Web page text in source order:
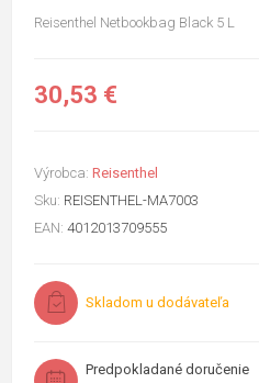
Reisenthel Netbookbag Black 5 L
30,53 €
Výrobca: Reisenthel
Sku: REISENTHEL-MA7003
EAN: 4012013709555
Skladom u dodávateľa
Predpokladané doručenie